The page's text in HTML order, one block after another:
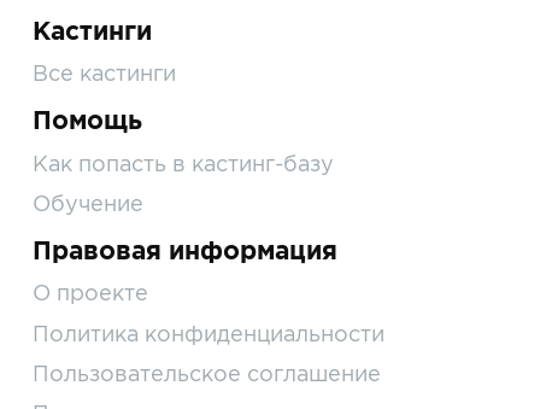
Кастинги
Все кастинги
Помощь
Как попасть в кастинг-базу
Обучение
Правовая информация
О проекте
Политика конфиденциальности
Пользовательское соглашение